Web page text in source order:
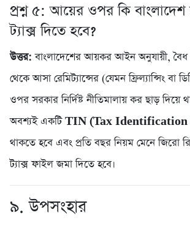
প্রশ্ন ৫: আয়ের ওপর কি
ট্যাক্স দিতে হবে?
উত্তর: বাংলাদেশের আয়কর আইন অনুযায়ী, বৈধ
থেকে আসা রেমিট্যান্সের (যেমন ফ্রিল্যান্সিং বা
ওপর সরকার নির্দিষ্ট নীতিমালায় কর ছাড়
অবশ্যই একটিTIN (Tax Identification
থাকতে হবে এবং প্রতি বছর নিয়ম মেনে জিরো
ট্যাক্স ফাইল জমা দিতে হবে।
৯. উপসংহার